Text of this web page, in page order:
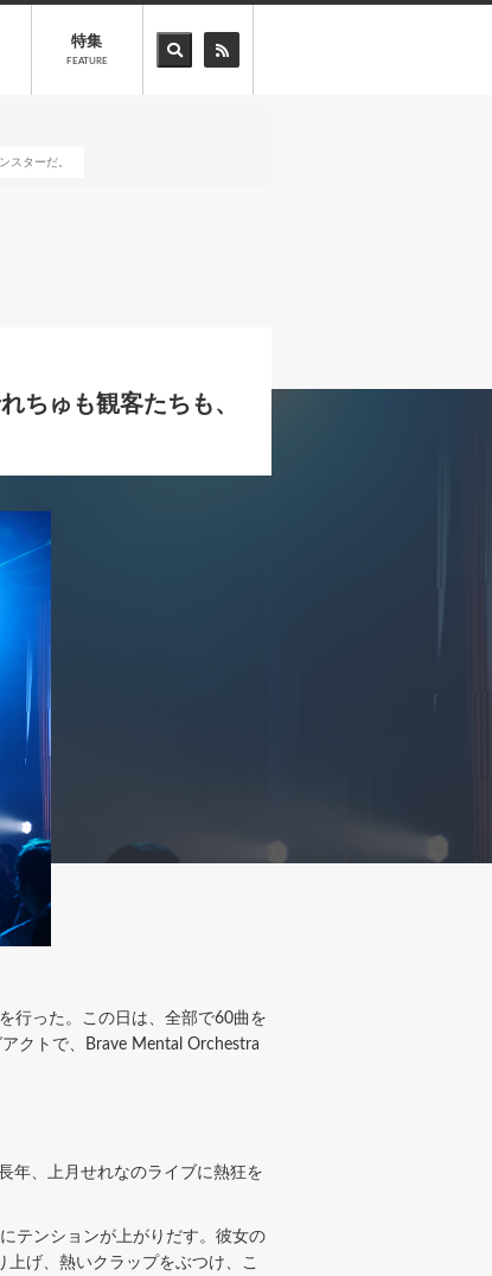
特集
FEATURE
スターだ。
ちゅも観客たちも、
行った。この日は、全部で60曲を
クトで、Brave Mental Orchestra
年、上月せれなのライブに熱狂を
テンションが上がりだす。彼女の
げ、熱いクラップをぶつけ、こ